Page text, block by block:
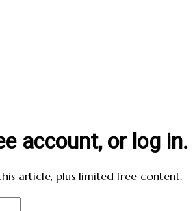
account, or log in.
article, plus limited free content.